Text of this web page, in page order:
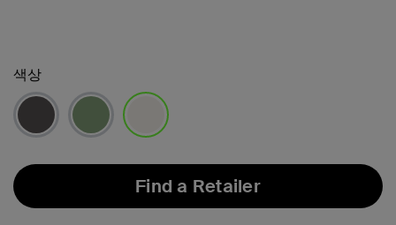
색상
Find a Retailer